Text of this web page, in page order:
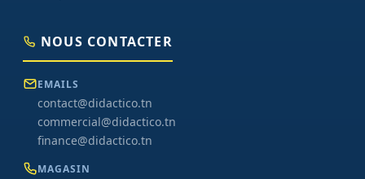
NOUS CONTACTER
EMAILS
contact@didactico.tn
commercial@didactico.tn
finance@didactico.tn
MAGASIN